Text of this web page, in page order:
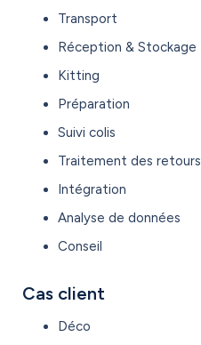
Transport
Réception & Stockage
Kitting
Préparation
Suivi colis
Traitement des retours
Intégration
Analyse de données
Conseil
Cas client
Déco